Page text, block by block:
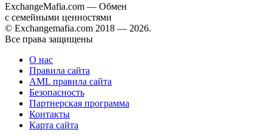
ExchangeMafia.com — Обмен
с семейными ценностями
© Exchangemafia.com 2018 — 2026.
Все права защищены
О нас
Правила сайта
AML правила сайта
Безопасность
Партнерская программа
Контакты
Карта сайта